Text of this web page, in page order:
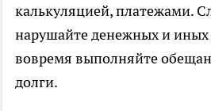
калькуляцией, платежами.
нарушайте денежных и иных
вовремя выполняйте
долги.